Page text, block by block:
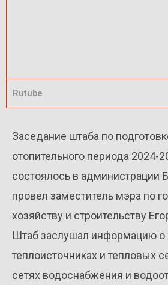
Rutube
Заседание штаба по
отопительного периода 2024-
состоялось в администрации
провел заместитель мэра по
хозяйству и строительству
Штаб заслушал информацию о
теплоисточниках и тепловых
сетях водоснабжения и